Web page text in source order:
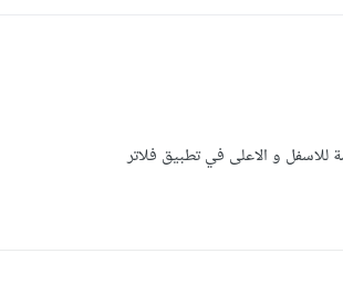
و الاعلى في تطبيق فلاتر